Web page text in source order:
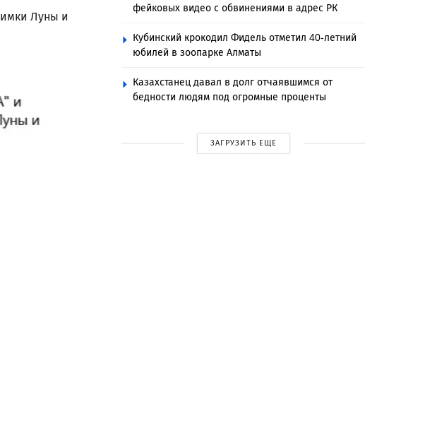
Луны и
фейковых видео с обвинениями в адрес РК
Кубинский крокодил Фидель отметил 40-летний
юбилей в зоопарке Алматы
Казахстанец давал в долг отчаявшимся от
бедности людям под огромные проценты
ЗАГРУЗИТЬ ЕЩЕ